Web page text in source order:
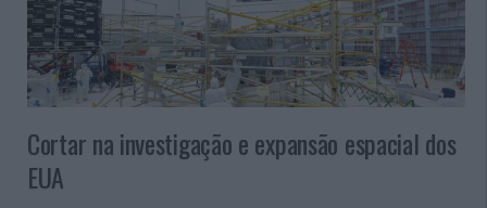
Cortar na investigação e expansão espacial dos
EUA